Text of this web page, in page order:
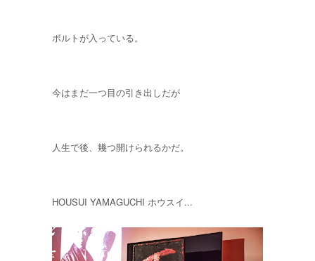
ボルトが入っている。
今はまだ一つ目の引き出しだが
人生で後、幾つ開けられるかだ。
HOUSUI YAMAGUCHI ホウスイ...